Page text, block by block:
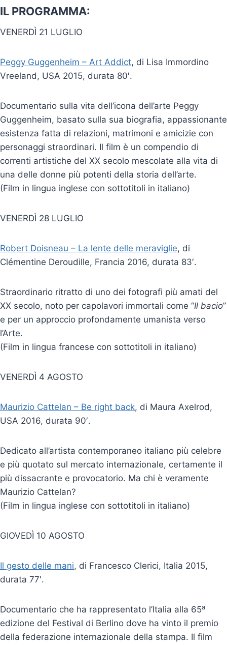
IL PROGRAMMA:
VENERDÌ 21 LUGLIO
Peggy Guggenheim – Art Addict, di Lisa Immordino
Vreeland, USA 2015, durata 80′.
Documentario sulla vita dell’icona dell’arte Peggy
Guggenheim, basato sulla sua biografia, appassionante
esistenza fatta di relazioni, matrimoni e amicizie con
personaggi straordinari. Il film è un compendio di
correnti artistiche del XX secolo mescolate alla vita di
una delle donne più potenti della storia dell’arte.
(Film in lingua inglese con sottotitoli in italiano)
VENERDÌ 28 LUGLIO
Robert Doisneau – La lente delle meraviglie, di
Clémentine Deroudille, Francia 2016, durata 83′.
Straordinario ritratto di uno dei fotografi più amati del
XX secolo, noto per capolavori immortali come “Il bacio”
e per un approccio profondamente umanista verso
l’Arte.
(Film in lingua francese con sottotitoli in italiano)
VENERDÌ 4 AGOSTO
Maurizio Cattelan – Be right back, di Maura Axelrod,
USA 2016, durata 90′.
Dedicato all’artista contemporaneo italiano più celebre
e più quotato sul mercato internazionale, certamente il
più dissacrante e provocatorio. Ma chi è veramente
Maurizio Cattelan?
(Film in lingua inglese con sottotitoli in italiano)
GIOVEDÌ 10 AGOSTO
Il gesto delle mani, di Francesco Clerici, Italia 2015,
durata 77′.
Documentario che ha rappresentato l’Italia alla 65a
edizione del Festival di Berlino dove ha vinto il premio
della federazione internazionale della stampa. Il film